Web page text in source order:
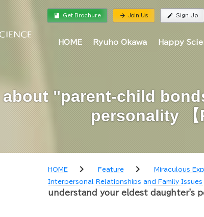
book Get Brochure arrow_forward Join Us edit Sign Up
HOME Ryuho Okawa Happy
about "parent-child
personality 【
HOME chevron_right Feature chevron_right Miraculous
Interpersonal Relationships and Family Issues
understand your eldest daughter's